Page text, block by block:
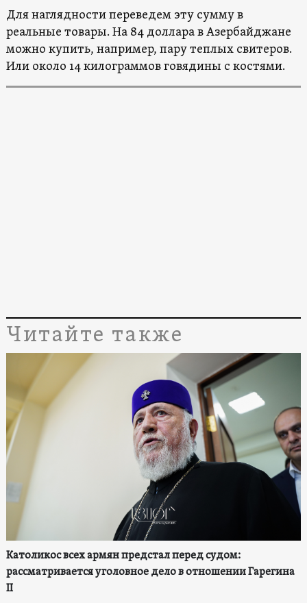
Для наглядности переведем эту сумму в
реальные товары. На 84 доллара в Азербайджане
можно купить, например, пару теплых свитеров.
Или около 14 килограммов говядины с костями.
Читайте также
Католикос всех армян предстал перед судом:
рассматривается уголовное дело в отношении Гарегина
II